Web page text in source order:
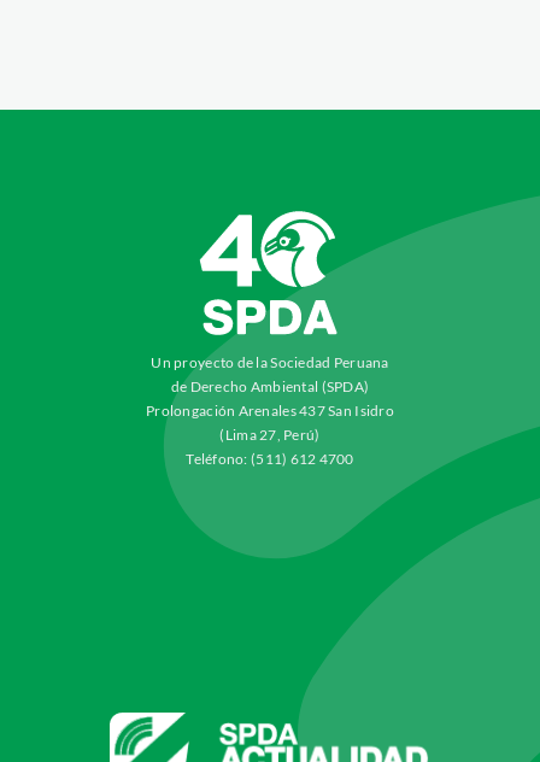
Un proyecto de la Sociedad Peruana
de Derecho Ambiental (SPDA)
Prolongación Arenales 437 San Isidro
(Lima 27, Perú)
Teléfono: (511) 612 4700